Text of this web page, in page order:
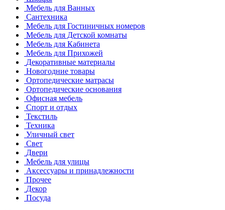
Мебель для Ванных
Сантехника
Мебель для Гостиничных номеров
Мебель для Детской комнаты
Мебель для Кабинета
Мебель для Прихожей
Декоративные материалы
Новогодние товары
Ортопедические матрасы
Ортопедические основания
Офисная мебель
Спорт и отдых
Текстиль
Техника
Уличный свет
Свет
Двери
Мебель для улицы
Аксессуары и принадлежности
Прочее
Декор
Посуда